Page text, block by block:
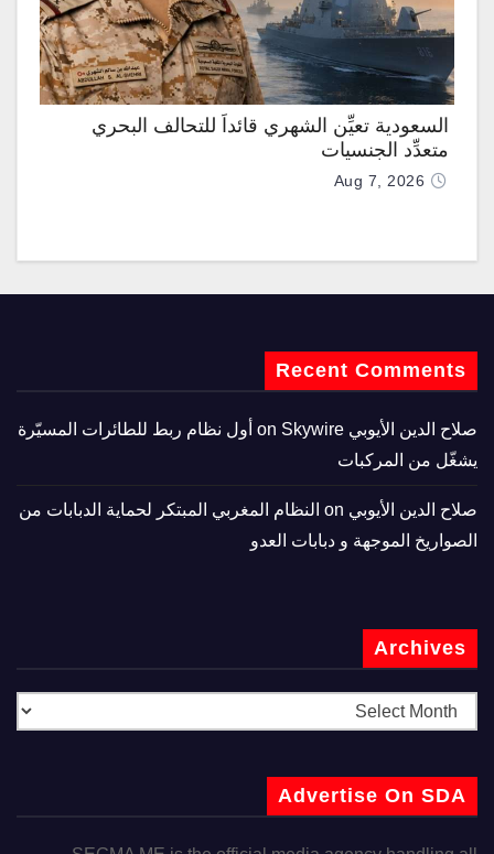
السعودية تعيِّن الشهري قائداً للتحالف البحري
متعدِّد الجنسيات
Aug 7, 2026
Recent Comments
صلاح الدين الأيوبي
Skywire أول نظام ربط للطائرات المسيّرة
يشغّل من المركبات
صلاح الدين الأيوبي
النظام المغربي المبتكر لحماية الدبابات من
الصواريخ الموجهة و دبابات العدو
Archives
Advertise On SDA